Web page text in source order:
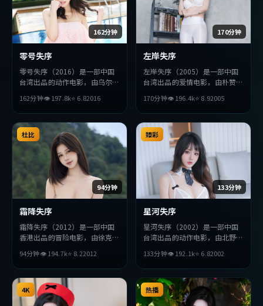
162分钟
零号失序
零号失序（2016）是一部中国
台湾出品的动作电影，由乌尔善
·查拉梅等主演。影片在叙事
与视听上力求突破，探讨人性与
抉择，节奏张弛有度，适合喜欢
该类型的观众完整观看。
162分钟👁197.8k⭐ 6.82016
170分钟
左岸失序
左岸失序（2005）是一部中国
台湾出品的爱情电影，由朴赞郁
腾、廖凡等主演。影片在叙事与
视听上力求突破，探讨人性与抉
择，节奏张弛有度，适合喜欢该
类型的观众完整观看。
170分钟👁196.4k⭐ 8.92005
94分钟
杜比
霜降失序
霜降失序（2012）是一部中国
香港出品的冒险电影，由徐克执
演。影片在叙事与视听上力求突
破，探讨人性与抉择，节奏张弛
有度，适合喜欢该类型的观众完
整观看。
94分钟👁194.7k⭐ 8.22012
133分钟
臻彩
星河失序
星河失序（2002）是一部中国
台湾出品的动作电影，由北野武
主演。影片在叙事与视听上力求
突破，探讨人性与抉择，节奏张
弛有度，适合喜欢该类型的观众
完整观看。
133分钟👁192.1k⭐ 6.82002
4K 热播